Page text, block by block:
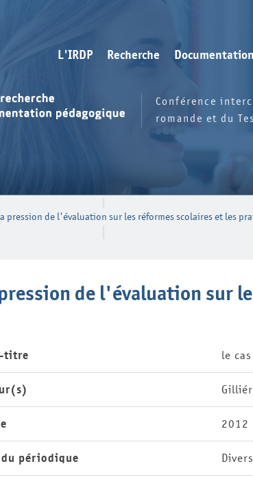
L'IRDP Recherche Documentation
Conférence
romande et du
La pression de l'évaluation sur les réformes scolaires et les
pression de l'évaluation sur
titre le
2012
du périodique